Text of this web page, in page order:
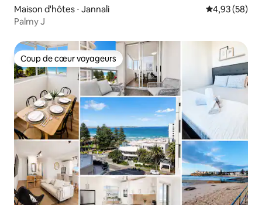
Maison d'hôtes ⋅ Jannali Évaluation
4,93 (58)
Palmy J
Coup de cœur voyageurs
Coup de cœur voyageurs